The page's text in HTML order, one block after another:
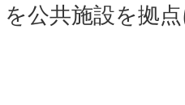
公共施設を拠